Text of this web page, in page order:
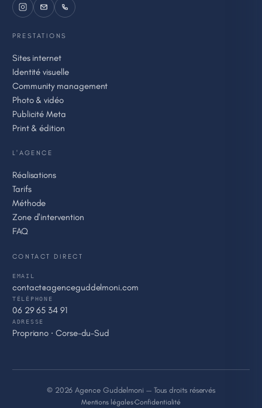
PRESTATIONS
Sites internet
Identité visuelle
Community management
Photo & vidéo
Publicité Meta
Print & édition
L'AGENCE
Réalisations
Tarifs
Méthode
Zone d'intervention
FAQ
CONTACT DIRECT
EMAIL
contact@agenceguddelmoni.com
TÉLÉPHONE
06 29 65 34 91
ADRESSE
Propriano · Corse-du-Sud
© 2026 Agence Guddelmoni — Tous droits réservés
Mentions légales·Confidentialité